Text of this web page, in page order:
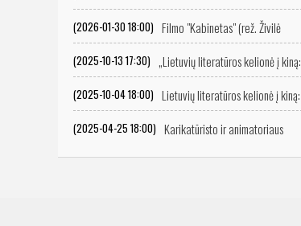
(2026-01-30 18:00) Filmo "Kabinetas" (rež. Živilė
(2025-10-13 17:30) „Lietuvių literatūros kelionė į kiną:
(2025-10-04 18:00) Lietuvių literatūros kelionė į kiną:
(2025-04-25 18:00) Karikatūristo ir animatoriaus
Vitalijaus Suchockio retrospektyvinė filmų programa